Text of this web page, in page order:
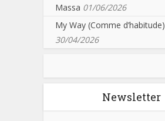
Massa 01/06/2026
My Way (Comme d’habitude)
30/04/2026
Newsletter